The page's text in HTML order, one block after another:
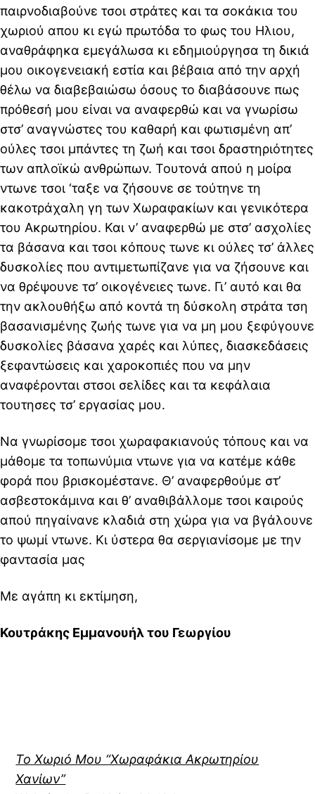
παιρνοδιαβούνε τσοι στράτες και τα σοκάκια του
χωριού απου κι εγώ πρωτόδα το φως του Ηλιου,
αναθράφηκα εμεγάλωσα κι εδημιούργησα τη δικιά
μου οικογενειακή εστία και βέβαια από την αρχή
θέλω να διαβεβαιώσω όσους το διαβάσουνε πως
πρόθεσή μου είναι να αναφερθώ και να γνωρίσω
στσ’ αναγνώστες του καθαρή και φωτισμένη απ’
ούλες τσοι μπάντες τη ζωή και τσοι δραστηριότητες
των απλοϊκώ ανθρώπων. Τουτονά απού η μοίρα
ντωνε τσοι ‘ταξε να ζήσουνε σε τούτηνε τη
κακοτράχαλη γη των Χωραφακίων και γενικότερα
του Ακρωτηρίου. Και ν’ αναφερθώ με στσ’ ασχολίες
τα βάσανα και τσοι κόπους τωνε κι ούλες τσ’ άλλες
δυσκολίες που αντιμετωπίζανε για να ζήσουνε και
να θρέψουνε τσ’ οικογένειες τωνε. Γι’ αυτό και θα
την ακλουθήξω από κοντά τη δύσκολη στράτα τση
βασανισμένης ζωής τωνε για να μη μου ξεφύγουνε
δυσκολίες βάσανα χαρές και λύπες, διασκεδάσεις
ξεφαντώσεις και χαροκοπιές που να μην
αναφέρονται στσοι σελίδες και τα κεφάλαια
τουτησες τσ’ εργασίας μου.
Να γνωρίσομε τσοι χωραφακιανούς τόπους και να
μάθομε τα τοπωνύμια ντωνε για να κατέμε κάθε
φορά που βρισκομέστανε. Θ’ αναφερθούμε στ’
ασβεστοκάμινα και θ’ αναθιβάλλομε τσοι καιρούς
απού πηγαίνανε κλαδιά στη χώρα για να βγάλουνε
το ψωμί ντωνε. Κι ύστερα θα σεργιανίσομε με την
φαντασία μας
Με αγάπη κι εκτίμηση,
Κουτράκης Εμμανουήλ του Γεωργίου
Το Χωριό Μου “Χωραφάκια Ακρωτηρίου
Χανίων”